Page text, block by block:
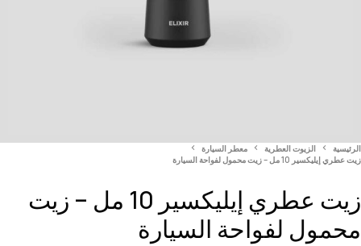
الرئيسية الزيوت العطرية
معطر السيارة
زيت عطري إيليكسير 10 مل – زيت محمول لفواحة السيارة
زيت عطري إيليكسير 10 مل – زيت
محمول لفواحة السيارة